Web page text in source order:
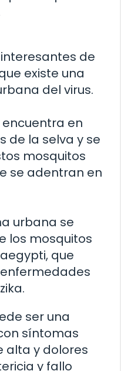
de
existe una
del virus.
en
de la selva y se
mosquitos
se adentran en
urbana se
los mosquitos
que
ser una
síntomas
alta y dolores
y fallo